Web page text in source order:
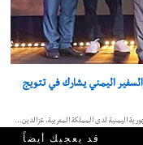
قد يعجبك أيضاً
اليمني يشارك في تتويج
اليمنية لدى المملكة المغربية، عزالدين…